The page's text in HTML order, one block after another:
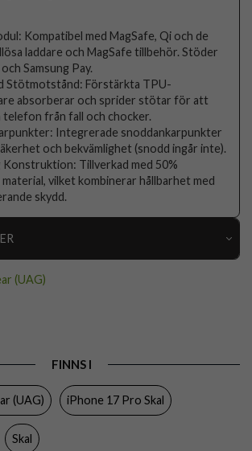
Kompatibel med MagSafe, Qi och de
laddare och MagSafe tillbehör. Stöder
Samsung Pay.
Stötmotstånd: Förstärkta TPU-
absorberar och sprider stötar för att
telefon från fall och chocker.
Integrerade snoddankarpunkter
och bekvämlighet (snodd ingår inte).
Konstruktion: Tillverkad med 50%
vilket kombinerar hållbarhet med
skydd.
MagSafe-kompatibel, Stöttålig
Hårdplast (PC), Kevlar, Mjukplast (TPU)
FINNS I
(UAG) iPhone 17 Pro Skal
Skal